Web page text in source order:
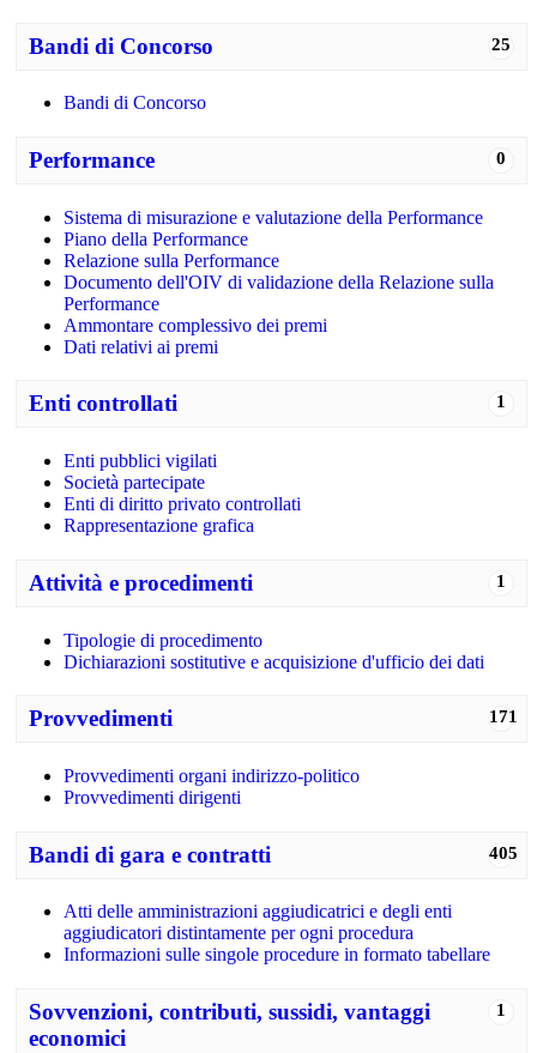
25
Bandi di Concorso
Bandi di Concorso
0
Performance
Sistema di misurazione e valutazione della Performance
Piano della Performance
Relazione sulla Performance
Documento dell'OIV di validazione della Relazione sulla
Performance
Ammontare complessivo dei premi
Dati relativi ai premi
1
Enti controllati
Enti pubblici vigilati
Società partecipate
Enti di diritto privato controllati
Rappresentazione grafica
1
Attività e procedimenti
Tipologie di procedimento
Dichiarazioni sostitutive e acquisizione d'ufficio dei dati
171
Provvedimenti
Provvedimenti organi indirizzo-politico
Provvedimenti dirigenti
405
Bandi di gara e contratti
Atti delle amministrazioni aggiudicatrici e degli enti
aggiudicatori distintamente per ogni procedura
Informazioni sulle singole procedure in formato tabellare
1
Sovvenzioni, contributi, sussidi, vantaggi
economici